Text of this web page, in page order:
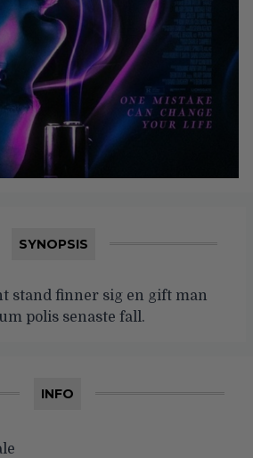
SYNOPSIS
stand finner sig en gift man
polis senaste fall.
INFO